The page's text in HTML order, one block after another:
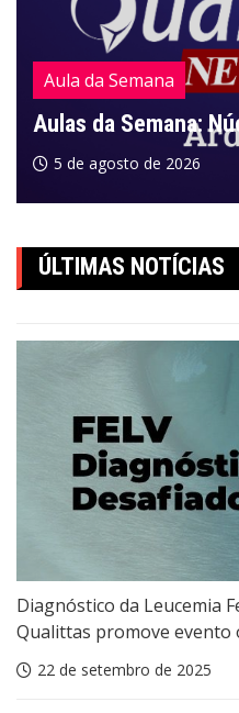
Aula da Semana
Aulas da Semana:
5 de agosto de 2026
ÚLTIMAS NOTÍCIAS
Diagnóstico da Leucemia
Qualittas promove
22 de setembro de 2025